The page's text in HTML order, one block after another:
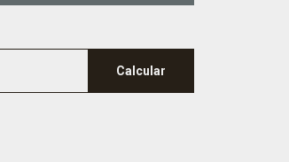
Calcular